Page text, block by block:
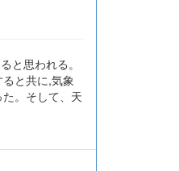
と思われる。
と共に,気象
。そして、天